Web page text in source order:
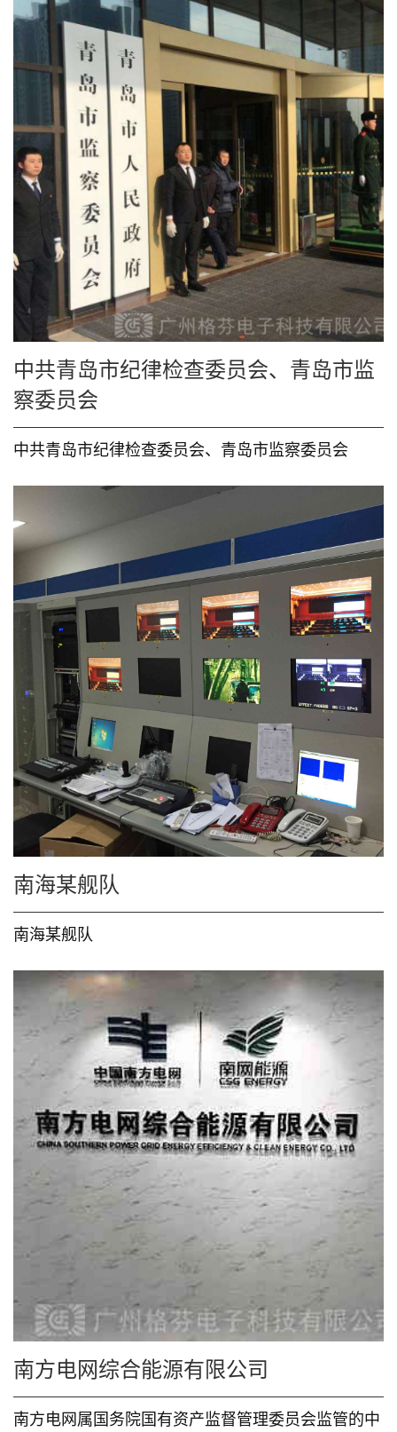
中共青岛市纪律检查委员会、青岛市监
察委员会
中共青岛市纪律检查委员会、青岛市监察委员会
南海某舰队
南海某舰队
南方电网综合能源有限公司
南方电网属国务院国有资产监督管理委员会监管的中